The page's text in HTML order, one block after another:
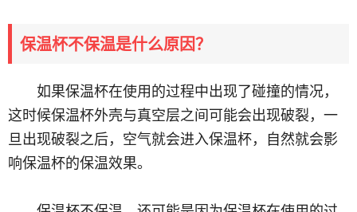
保温杯不保温是什么原因？
如果保温杯在使用的过程中出现了碰撞的情况，
这时候保温杯外壳与真空层之间可能会出现破裂，一
旦出现破裂之后，空气就会进入保温杯，自然就会影
响保温杯的保温效果。